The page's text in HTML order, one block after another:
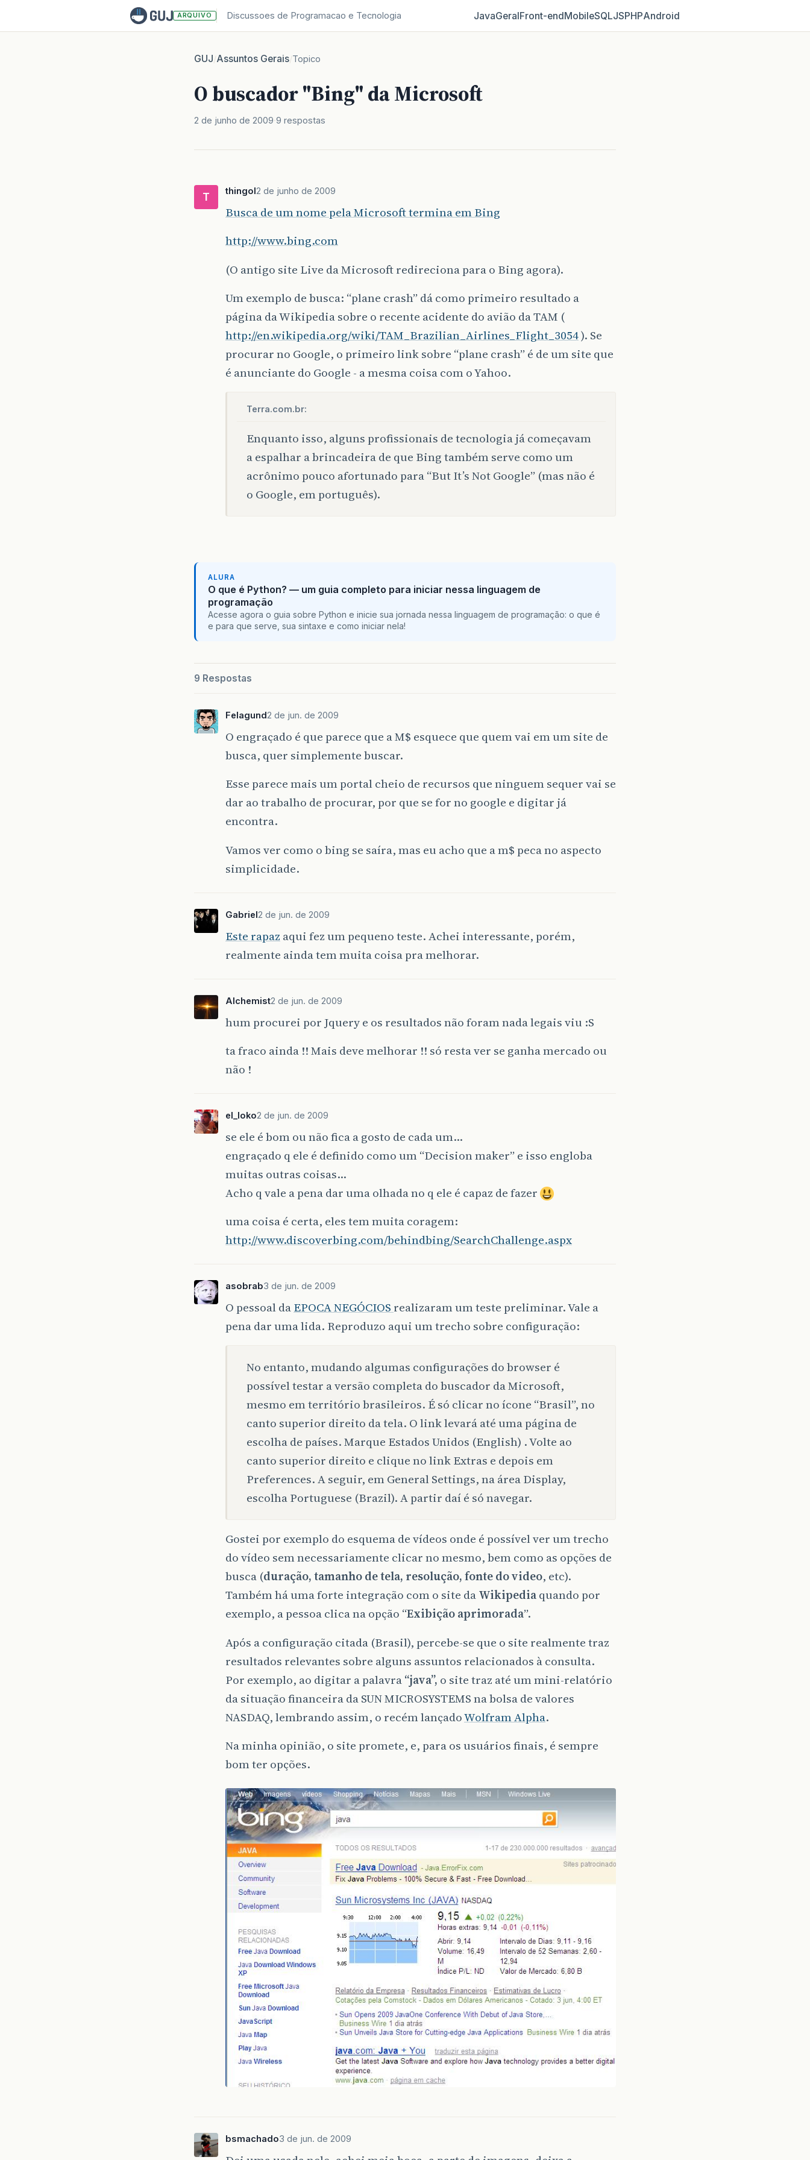
ARQUIVO Discussoes de Programacao e Tecnologia JavaGeralFront‑endMobileSQLJSPHPAndroid
GUJ/Assuntos Gerais/Topico
O buscador "Bing" da Microsoft
2 de junho de 2009 9 respostas
T thingol2 de junho de 2009
Busca de um nome pela Microsoft termina em Bing
http://www.bing.com
(O antigo site Live da Microsoft redireciona para o Bing agora).
Um exemplo de busca: “plane crash” dá como primeiro resultado a
página da Wikipedia sobre o recente acidente do avião da TAM (
http://en.wikipedia.org/wiki/TAM_Brazilian_Airlines_Flight_3054). Se
procurar no Google, o primeiro link sobre “plane crash” é de um site que
é anunciante do Google - a mesma coisa com o Yahoo.
Terra.com.br:
Enquanto isso, alguns profissionais de tecnologia já começavam
a espalhar a brincadeira de que Bing também serve como um
acrônimo pouco afortunado para “But It’s Not Google” (mas não é
o Google, em português).
ALURA
O que é Python? — um guia completo para iniciar nessa linguagem de
programação
Acesse agora o guia sobre Python e inicie sua jornada nessa linguagem de programação: o que é
e para que serve, sua sintaxe e como iniciar nela!
9 Respostas
Felagund2 de jun. de 2009
O engraçado é que parece que a M$ esquece que quem vai em um site de
busca, quer simplemente buscar.
Esse parece mais um portal cheio de recursos que ninguem sequer vai se
dar ao trabalho de procurar, por que se for no google e digitar já
encontra.
Vamos ver como o bing se saíra, mas eu acho que a m$ peca no aspecto
simplicidade.
Gabriel2 de jun. de 2009
Este rapaz aqui fez um pequeno teste. Achei interessante, porém,
realmente ainda tem muita coisa pra melhorar.
Alchemist2 de jun. de 2009
hum procurei por Jquery e os resultados não foram nada legais viu :S
ta fraco ainda !! Mais deve melhorar !! só resta ver se ganha mercado ou
não !
el_loko2 de jun. de 2009
se ele é bom ou não fica a gosto de cada um…
engraçado q ele é definido como um “Decision maker” e isso engloba
muitas outras coisas…
Acho q vale a pena dar uma olhada no q ele é capaz de fazer
uma coisa é certa, eles tem muita coragem:
http://www.discoverbing.com/behindbing/SearchChallenge.aspx
asobrab3 de jun. de 2009
O pessoal daEPOCA NEGÓCIOS realizaram um teste preliminar. Vale a
pena dar uma lida. Reproduzo aqui um trecho sobre configuração:
No entanto, mudando algumas configurações do browser é
possível testar a versão completa do buscador da Microsoft,
mesmo em território brasileiros. É só clicar no ícone “Brasil”, no
canto superior direito da tela. O link levará até uma página de
escolha de países. Marque Estados Unidos (English) . Volte ao
canto superior direito e clique no link Extras e depois em
Preferences. A seguir, em General Settings, na área Display,
escolha Portuguese (Brazil). A partir daí é só navegar.
Gostei por exemplo do esquema de vídeos onde é possível ver um trecho
do vídeo sem necessariamente clicar no mesmo, bem como as opções de
busca (duração, tamanho de tela, resolução, fonte do video, etc).
Também há uma forte integração com o site daWikipediaquando por
exemplo, a pessoa clica na opção “Exibição aprimorada”.
Após a configuração citada (Brasil), percebe-se que o site realmente traz
resultados relevantes sobre alguns assuntos relacionados à consulta.
Por exemplo, ao digitar a palavra“java”, o site traz até um mini-relatório
da situação financeira da SUN MICROSYSTEMS na bolsa de valores
NASDAQ, lembrando assim, o recém lançadoWolfram Alpha.
Na minha opinião, o site promete, e, para os usuários finais, é sempre
bom ter opções.
bsmachado3 de jun. de 2009